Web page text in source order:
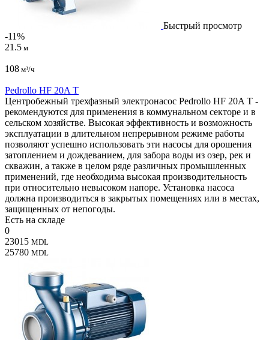
Быстрый просмотр
-11%
21.5 м
108 м³/ч
Pedrollo HF 20A T
Центробежный трехфазный электронасос Pedrollo HF 20A T -
рекомендуются для применения в коммунальном секторе и в
сельском хозяйстве. Высокая эффективность и возможность
эксплуатации в длительном непрерывном режиме работы
позволяют успешно использовать эти насосы для орошения
затоплением и дождеванием, для забора воды из озер, рек и
скважин, а также в целом ряде различных промышленных
применений, где необходима высокая производительность
при относительно невысоком напоре. Установка насоса
должна производиться в закрытых помещениях или в местах,
защищенных от непогоды.
Есть на складе
0
23015 MDL
25780 MDL